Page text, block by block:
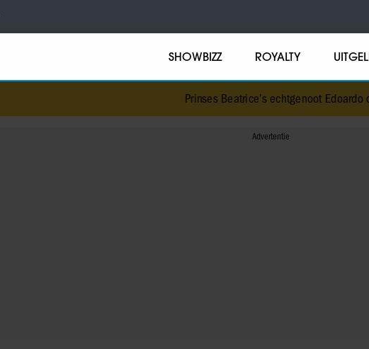
SHOWBIZZ ROYALTY
Prinses Beatrice’s echtgenoot Edoardo